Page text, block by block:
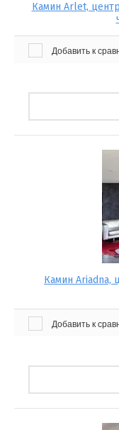
Камин Arlet,
Добавить к
Камин Ariadna,
Добавить к